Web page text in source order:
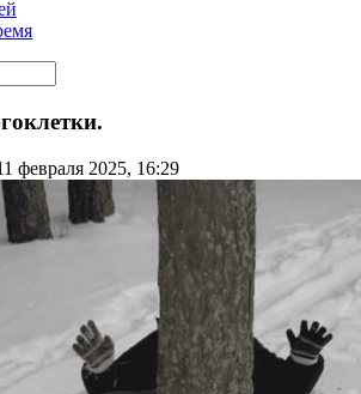
февраля 2025, 16:29